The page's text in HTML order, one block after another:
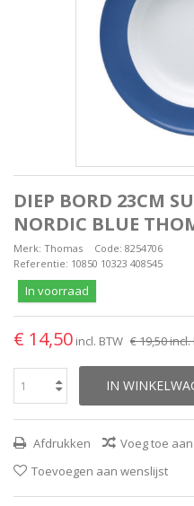
DIEP BORD 23CM
NORDIC BLUE
Merk: Thomas Code: 8254706
Referentie: 10850 10323 408545
In voorraad
€ 14,50 incl. BTW € 19,50incl.
IN
Afdrukken
Voeg toe
Toevoegen aan wenslijst